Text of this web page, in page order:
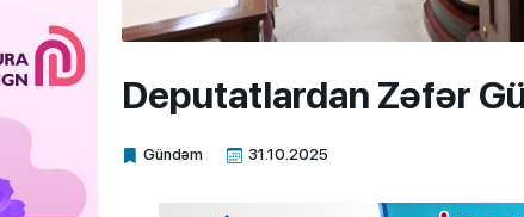
Deputatlardan Zəfər
Gündəm 31.10.2025
Xalq.Online